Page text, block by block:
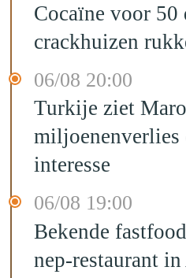
Cocaïne voor 50
crackhuizen
06/08 20:00
Turkije ziet
miljoenenverlies
interesse
06/08 19:00
Bekende
nep-restaurant